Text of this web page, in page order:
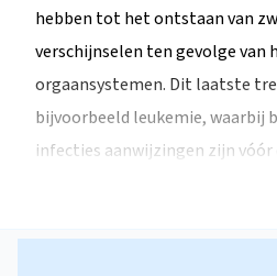
hebben tot het ontstaan van
verschijnselen ten gevolge van
orgaansystemen. Dit laatste
bijvoorbeeld leukemie, waarbij
infecties aanwijzingen zijn